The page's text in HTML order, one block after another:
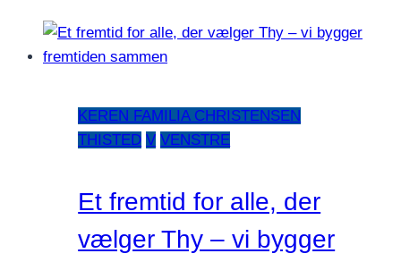
KEREN FAMILIA CHRISTENSEN
THISTED V VENSTRE
Et fremtid for alle, der
vælger Thy – vi bygger